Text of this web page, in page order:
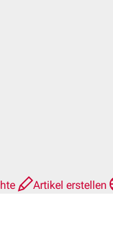
Artikel erstellen